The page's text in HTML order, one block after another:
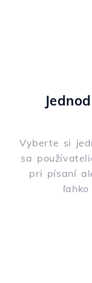
Vyberte si
sa
pri písaní